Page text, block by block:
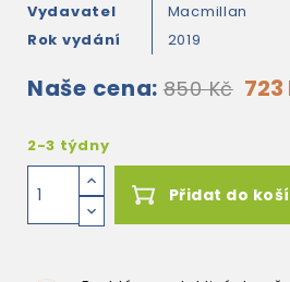
Vydavatel
Macmillan
Rok vydání
2019
Naše cena: 850 Kč 723
2-3 týdny
Přidat do